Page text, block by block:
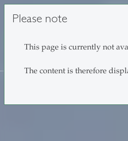
Please note
This page is currently not
The content is therefore